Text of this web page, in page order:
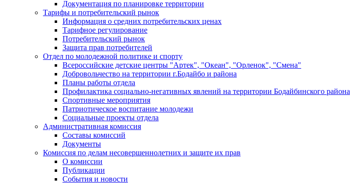
Документация по планировке территории
Тарифы и потребительский рынок
Информация о средних потребительских ценах
Тарифное регулирование
Потребительский рынок
Защита прав потребителей
Отдел по молодежной политике и спорту
Всероссийские детские центры "Артек", "Океан", "Орленок", "Смена"
Добровольчество на территории г.Бодайбо и района
Планы работы отдела
Профилактика социально-негативных явлений на территории Бодайбинского района
Спортивные мероприятия
Патриотическое воспитание молодежи
Социальные проекты отдела
Административная комиссия
Составы комиссий
Документы
Комиссия по делам несовершеннолетних и защите их прав
О комиссии
Публикации
События и новости